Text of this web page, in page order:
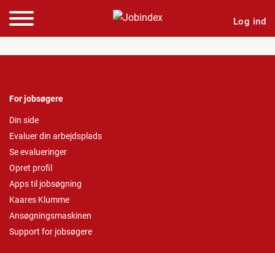
Log ind
For jobsøgere
Din side
Evaluer din arbejdsplads
Se evalueringer
Opret profil
Apps til jobsøgning
Kaares Klumme
Ansøgningsmaskinen
Support for jobsøgere